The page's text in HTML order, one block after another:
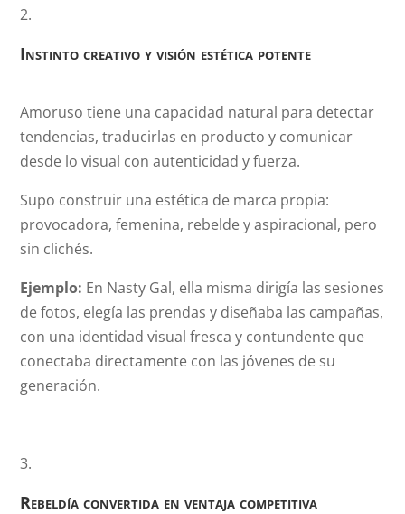
Instinto creativo y visión estética potente
Amoruso tiene una capacidad natural para detectar
tendencias, traducirlas en producto y comunicar
desde lo visual con autenticidad y fuerza.
Supo construir una estética de marca propia:
provocadora, femenina, rebelde y aspiracional, pero
sin clichés.
Ejemplo: En Nasty Gal, ella misma dirigía las sesiones
de fotos, elegía las prendas y diseñaba las campañas,
con una identidad visual fresca y contundente que
conectaba directamente con las jóvenes de su
generación.
Rebeldía convertida en ventaja competitiva